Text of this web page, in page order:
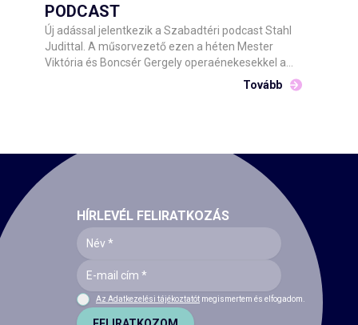
PODCAST
Új adással jelentkezik a Szabadtéri podcast Stahl
Judittal. A műsorvezető ezen a héten Mester
Viktória és Boncsér Gergely operaénekesekkel a
Carmen műhelytitkait boncolgatja a Csokonai
Nemzeti Színház Debrecen július 31-i és augusztus
Tovább
HÍRLEVÉL FELIRATKOZÁS
Az Adatkezelési tájékoztatót megismertem és elfogadom.